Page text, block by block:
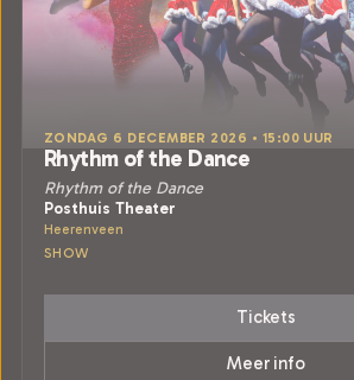
ZONDAG 6 DECEMBER 2026 • 15:00 UUR
Rhythm of the Dance
Rhythm of the Dance
Posthuis Theater
Heerenveen
SHOW
Tickets
Meer info